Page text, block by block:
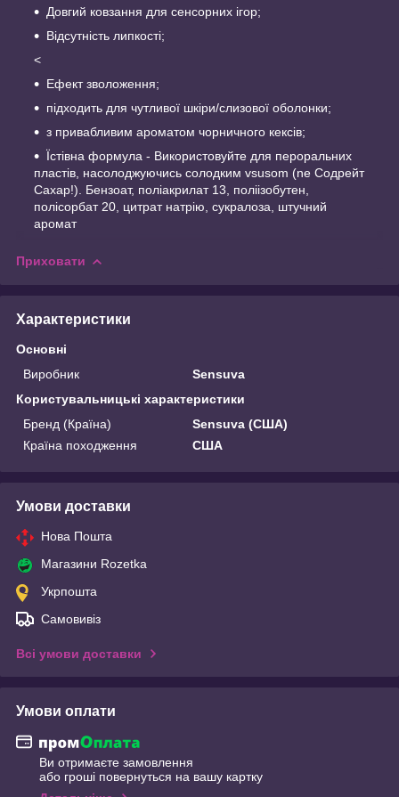
Довгий ковзання для сенсорних ігор;
Відсутність липкості;
<
Ефект зволоження;
підходить для чутливої шкіри/слизової оболонки;
з привабливим ароматом чорничного кексів;
Їстівна формула - Використовуйте для пероральних
пластів, насолоджуючись солодким vsusom (nе Содрейт
Сахар!). Бензоат, поліакрилат 13, поліізобутен,
полісорбат 20, цитрат натрію, сукралоза, штучний
аромат
Приховати
Характеристики
Основні
Виробник
Sensuva
Користувальницькі характеристики
Бренд (Країна)
Sensuva (США)
Країна походження
США
Умови доставки
Нова Пошта
Магазини Rozetka
Укрпошта
Самовивіз
Всі умови доставки
Умови оплати
Ви отримаєте замовлення
або гроші повернуться на вашу картку